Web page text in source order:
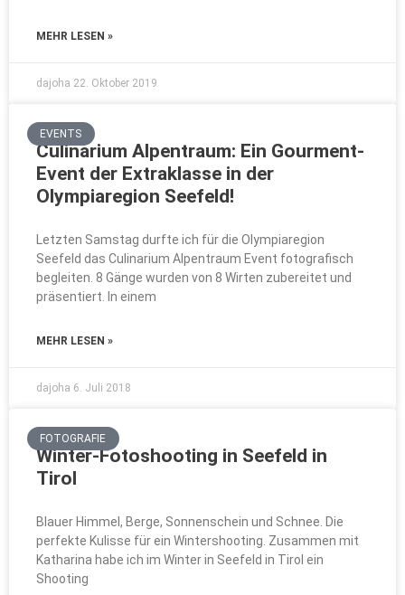
MEHR LESEN »
dajoha 22. Oktober 2019
EVENTS
Culinarium Alpentraum: Ein Gourment-
Event der Extraklasse in der
Olympiaregion Seefeld!
Letzten Samstag durfte ich für die Olympiaregion
Seefeld das Culinarium Alpentraum Event fotografisch
begleiten. 8 Gänge wurden von 8 Wirten zubereitet und
präsentiert. In einem
MEHR LESEN »
dajoha 6. Juli 2018
FOTOGRAFIE
Winter-Fotoshooting in Seefeld in
Tirol
Blauer Himmel, Berge, Sonnenschein und Schnee. Die
perfekte Kulisse für ein Wintershooting. Zusammen mit
Katharina habe ich im Winter in Seefeld in Tirol ein
Shooting